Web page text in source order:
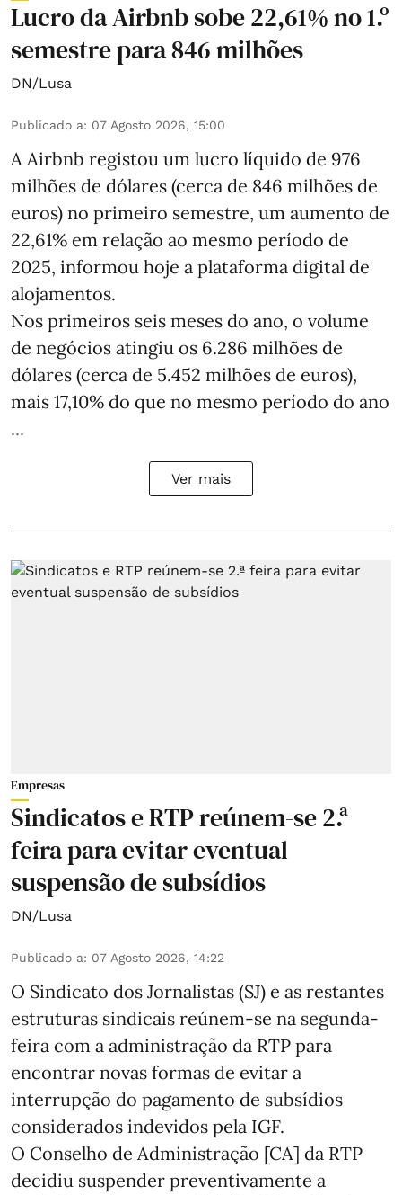
Lucro da Airbnb sobe 22,61% no 1.º
semestre para 846 milhões
DN/Lusa
Publicado a: 07 Agosto 2026, 15:00
A Airbnb registou um lucro líquido de 976
milhões de dólares (cerca de 846 milhões de
euros) no primeiro semestre, um aumento de
22,61% em relação ao mesmo período de
2025, informou hoje a plataforma digital de
alojamentos.
Nos primeiros seis meses do ano, o volume
de negócios atingiu os 6.286 milhões de
dólares (cerca de 5.452 milhões de euros),
mais 17,10% do que no mesmo período do ano
...
Ver mais
Empresas
Sindicatos e RTP reúnem-se 2.ª
feira para evitar eventual
suspensão de subsídios
DN/Lusa
Publicado a: 07 Agosto 2026, 14:22
O Sindicato dos Jornalistas (SJ) e as restantes
estruturas sindicais reúnem-se na segunda-
feira com a administração da RTP para
encontrar novas formas de evitar a
interrupção do pagamento de subsídios
considerados indevidos pela IGF.
O Conselho de Administração [CA] da RTP
decidiu suspender preventivamente a